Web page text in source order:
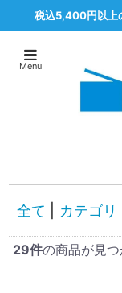
税込5,400円以上
全て カテゴリ
29件の商品が見